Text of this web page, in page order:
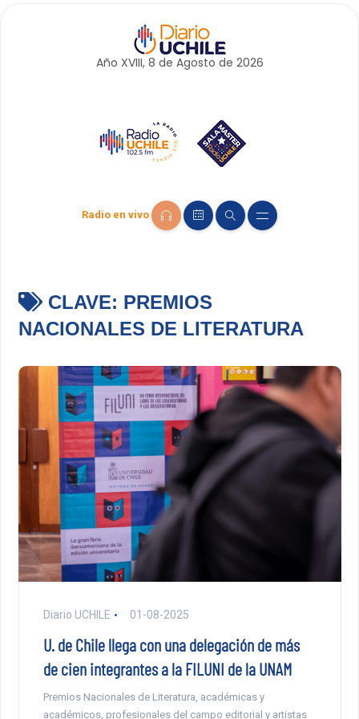
Año XVIII, 8 de Agosto de 2026
Radio en vivo
CLAVE: PREMIOS
NACIONALES DE LITERATURA
Diario UCHILE 01-08-2025
U. de Chile llega con una delegación de más
de cien integrantes a la FILUNI de la UNAM
Premios Nacionales de Literatura, académicas y
académicos, profesionales del campo editorial y artistas